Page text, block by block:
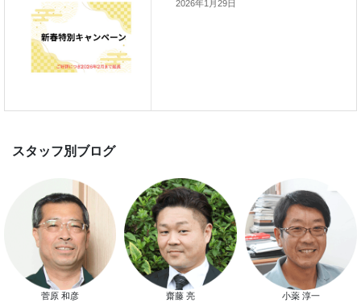
スマートハウス 完成見学会開催
2026年1月29日
菅原 和彦 齋藤 亮 小薬 淳一